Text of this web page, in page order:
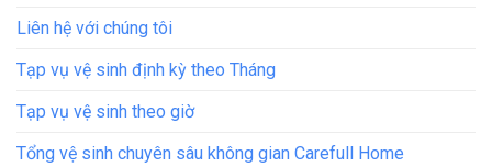
Liên hệ với chúng tôi
Tạp vụ vệ sinh định kỳ theo Tháng
Tạp vụ vệ sinh theo giờ
Tổng vệ sinh chuyên sâu không gian Carefull Home